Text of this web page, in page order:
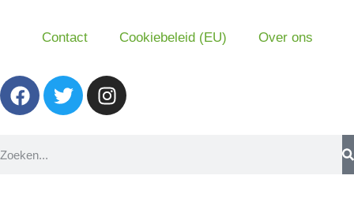
Contact Cookiebeleid (EU) Over ons